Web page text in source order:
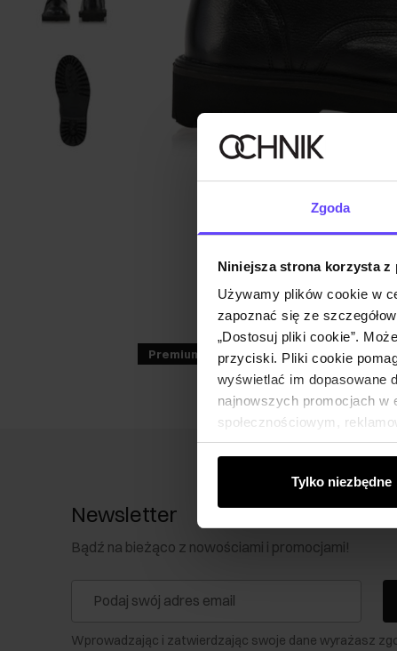
Zgoda
Niniejsza strona korzysta z
Używamy plików cookie w
zapoznać się ze
„Dostosuj pliki cookie”.
przyciski. Pliki cookie
wyświetlać im dopasowane
najnowszych promocjach
społecznościowym,
od Ciebie lub uzyskanymi
Tylko niezbędne
Premium
Newsletter
Bądź na bieżąco z nowościami i promocjami!
Wprowadzając i zatwierdzając swoje dane wyrażasz